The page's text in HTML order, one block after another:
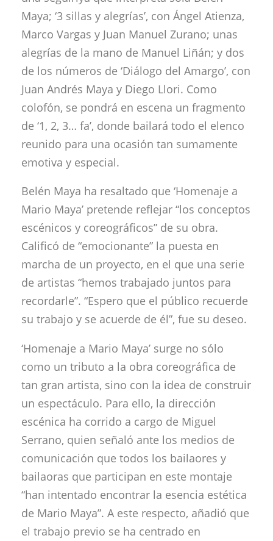
Maya; ‘3 sillas y alegrías’, con Ángel Atienza,
Marco Vargas y Juan Manuel Zurano; unas
alegrías de la mano de Manuel Liñán; y dos
de los números de ‘Diálogo del Amargo’, con
Juan Andrés Maya y Diego Llori. Como
colofón, se pondrá en escena un fragmento
de ‘1, 2, 3… fa’, donde bailará todo el elenco
reunido para una ocasión tan sumamente
emotiva y especial.
Belén Maya ha resaltado que ‘Homenaje a
Mario Maya’ pretende reflejar “los conceptos
escénicos y coreográficos” de su obra.
Calificó de “emocionante” la puesta en
marcha de un proyecto, en el que una serie
de artistas “hemos trabajado juntos para
recordarle”. “Espero que el público recuerde
su trabajo y se acuerde de él”, fue su deseo.
‘Homenaje a Mario Maya’ surge no sólo
como un tributo a la obra coreográfica de
tan gran artista, sino con la idea de construir
un espectáculo. Para ello, la dirección
escénica ha corrido a cargo de Miguel
Serrano, quien señaló ante los medios de
comunicación que todos los bailaores y
bailaoras que participan en este montaje
“han intentado encontrar la esencia estética
de Mario Maya”. A este respecto, añadió que
el trabajo previo se ha centrado en